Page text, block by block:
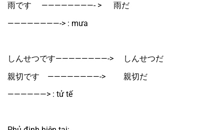
雨です　 ————————- > 　 雨だ
————————-> : mưa
しんせつです————————-> 　しんせつだ
親切です　————————-> 　　親切だ
——————> : tử tế